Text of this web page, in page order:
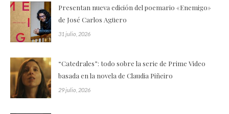
Presentan nueva edición del poemario «Enemigo»
de José Carlos Agüero
31 julio, 2026
“Catedrales”: todo sobre la serie de Prime Video
basada en la novela de Claudia Piñeiro
29 julio, 2026